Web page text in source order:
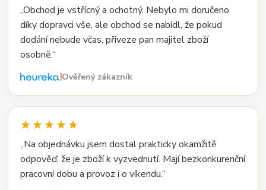
„Obchod je vstřícný a ochotný. Nebylo mi doručeno
díky dopravci vše, ale obchod se nabídl, že pokud
dodání nebude včas, přiveze pan majitel zboží
osobně.“
Ověřený zákazník
★★★★★
„Na objednávku jsem dostal prakticky okamžitě
odpověď, že je zboží k vyzvednutí. Mají bezkonkurenční
pracovní dobu a provoz i o víkendu.“